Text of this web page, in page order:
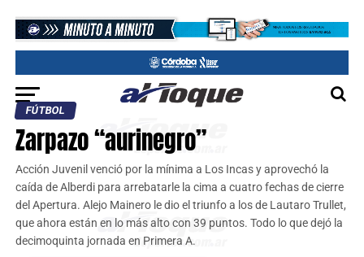
FÚTBOL
Zarpazo “aurinegro”
Acción Juvenil venció por la mínima a Los Incas y aprovechó la
caída de Alberdi para arrebatarle la cima a cuatro fechas de cierre
del Apertura. Alejo Mainero le dio el triunfo a los de Lautaro Trullet,
que ahora están en lo más alto con 39 puntos. Todo lo que dejó la
decimoquinta jornada en Primera A.